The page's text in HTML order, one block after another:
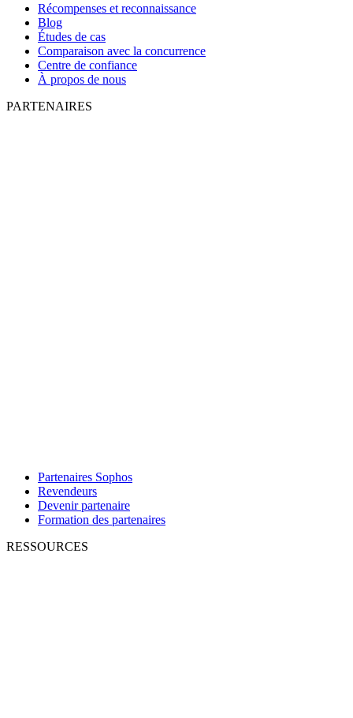
Récompenses et reconnaissance
Blog
Études de cas
Comparaison avec la concurrence
Centre de confiance
À propos de nous
PARTENAIRES
Partenaires Sophos
Revendeurs
Devenir partenaire
Formation des partenaires
RESSOURCES